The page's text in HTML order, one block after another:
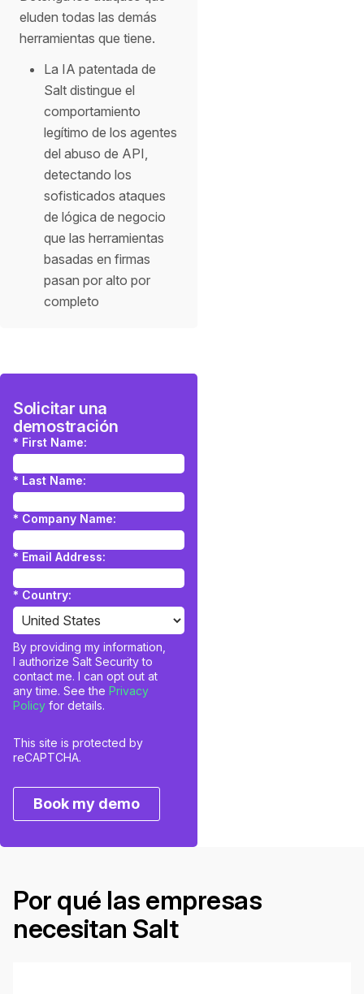
eluden todas las demás
herramientas que tiene.
La IA patentada de
Salt distingue el
comportamiento
legítimo de los agentes
del abuso de API,
detectando los
sofisticados ataques
de lógica de negocio
que las herramientas
basadas en firmas
pasan por alto por
completo
Solicitar una
demostración
* First Name:
* Last Name:
* Company Name:
* Email Address:
* Country:
By providing my information,
I authorize Salt Security to
contact me. I can opt out at
any time. See the Privacy
Policy for details.
This site is protected by
reCAPTCHA.
Book my demo
Por qué las empresas
necesitan Salt